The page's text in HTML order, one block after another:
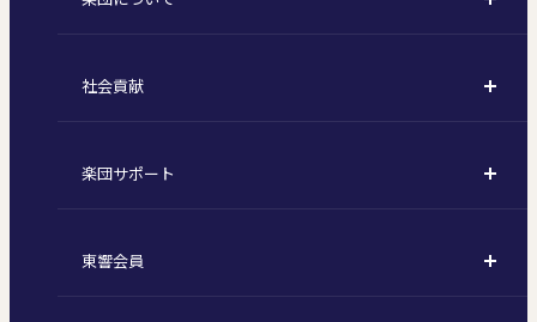
東京オペラシティシリーズ
特別演奏会など
その他の公演
1回券
東京交響楽団とは
指揮者
東響コーラス
社会貢献
川崎市 - フランチャイズ
楽団サポート
ご芳名一覧
東響会員